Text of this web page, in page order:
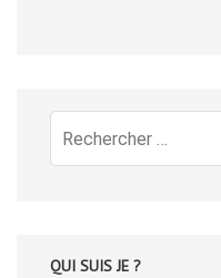
Recherche
pour
QUI SUIS JE ?